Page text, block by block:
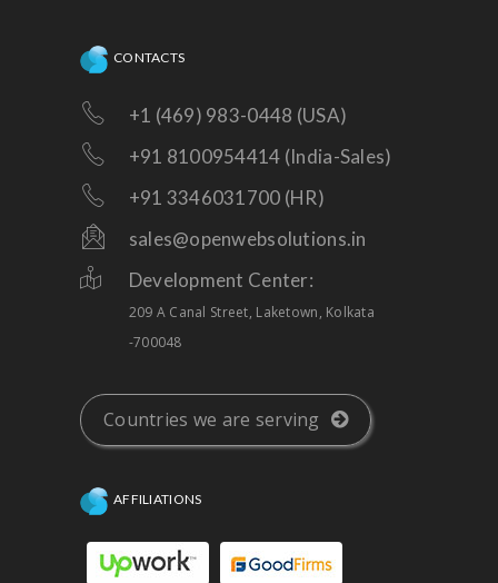
CONTACTS
+1 (469) 983-0448 (USA)
+91 8100954414 (India-Sales)
+91 3346031700 (HR)
sales@openwebsolutions.in
Development Center:
209 A Canal Street, Laketown, Kolkata
-700048
Countries we are serving
AFFILIATIONS